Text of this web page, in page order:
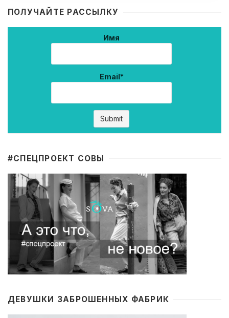
ПОЛУЧАЙТЕ РАССЫЛКУ
Имя
Email*
#CПЕЦПРОЕКТ СОВЫ
ДЕВУШКИ ЗАБРОШЕННЫХ ФАБРИК